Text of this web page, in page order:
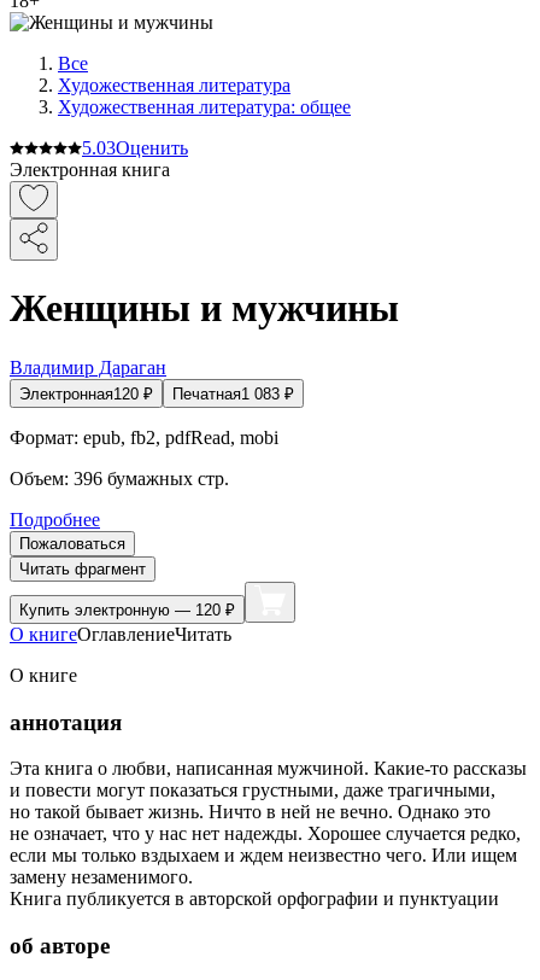
Все
Художественная литература
Художественная литература: общее
5.03Оценить
Электронная книга
Женщины и мужчины
Владимир Дараган
Электронная120 ₽ Печатная1 083 ₽
Формат: epub, fb2, pdfRead, mobi
Объем: 396 бумажных стр.
Подробнее
Пожаловаться
Читать фрагмент
Купить электронную — 120 ₽
О книгеОглавлениеЧитать
О книге
аннотация
Эта книга о любви, написанная мужчиной. Какие-то рассказы
и повести могут показаться грустными, даже трагичными,
но такой бывает жизнь. Ничто в ней не вечно. Однако это
не означает, что у нас нет надежды. Хорошее случается редко,
если мы только вздыхаем и ждем неизвестно чего. Или ищем
замену незаменимого.
Книга публикуется в авторской орфографии и пунктуации
об авторе